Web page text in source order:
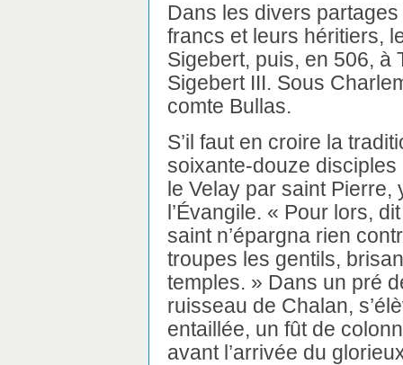
Dans les divers
francs et leurs héritiers,
Sigebert, puis, en 506, à
Sigebert III. Sous
comte Bullas.
S’il faut en croire la
soixante-douze
le Velay par saint
l’Évangile. « Pour lors,
saint n’épargna rien
troupes les gentils,
temples. » Dans un pré
ruisseau de Chalan,
entaillée, un fût de
avant l’arrivée du